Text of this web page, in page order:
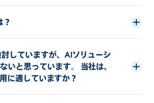
していますが、AIソリューシ
いと思っています。 当社は、
に適していますか？